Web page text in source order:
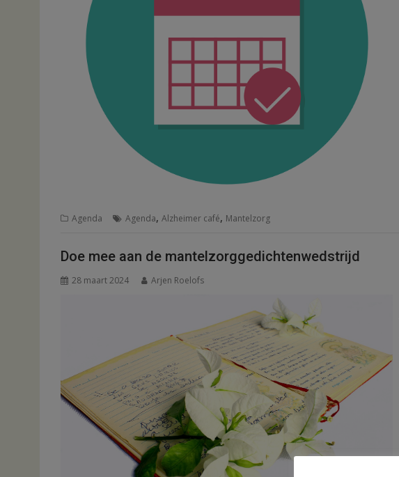
Agenda Agenda, Alzheimer café, Mantelzorg
Doe mee aan de mantelzorggedichtenwedstrijd
28 maart 2024 Arjen Roelofs